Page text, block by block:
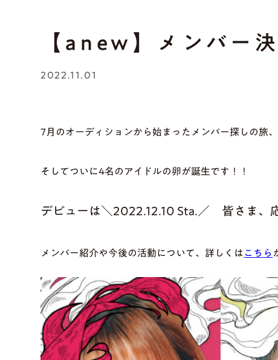
【anew】メンバー
2022.11.01
7月のオーディションから始まったメンバー探しの旅、
そしてついに4名のアイドルの卵が誕生です！！
デビューは＼2022.12.10 Sta.／ 皆さま、
メンバー紹介や今後の活動について、詳しくは こちら